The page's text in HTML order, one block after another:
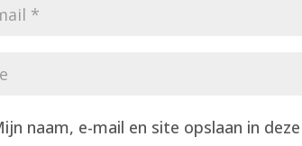
naam, e-mail en site opslaan in